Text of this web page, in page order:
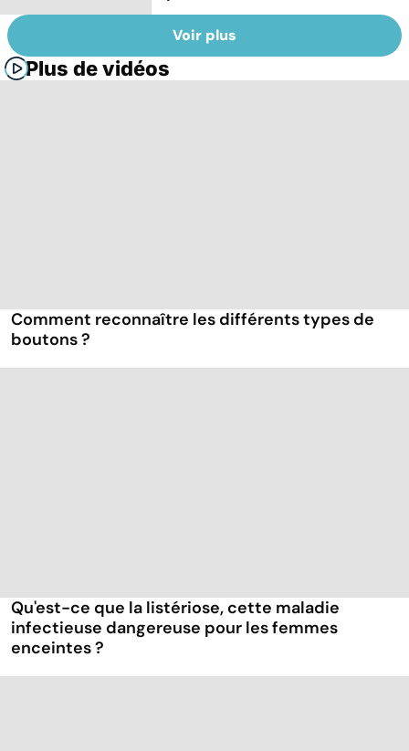
Voir plus
Plus de vidéos
Comment reconnaître les différents types de
boutons ?
Qu'est-ce que la listériose, cette maladie
infectieuse dangereuse pour les femmes
enceintes ?